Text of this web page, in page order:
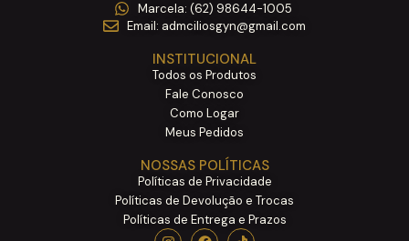
Marcela: (62) 98644-1005 ​
Email: admciliosgyn@gmail.com
INSTITUCIONAL
Todos os Produtos
Fale Conosco
Como Logar
Meus Pedidos
NOSSAS POLÍTICAS
Políticas de Privacidade
Políticas de Devolução e Trocas
Políticas de Entrega e Prazos